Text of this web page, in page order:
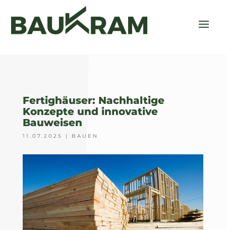
Fertighäuser: Nachhaltige
Konzepte und innovative
Bauweisen
11.07.2025 | BAUEN